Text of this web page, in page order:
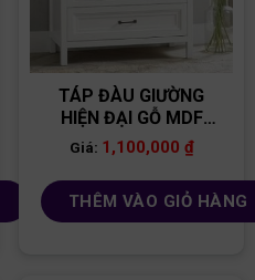
TÁP ĐÀU GIƯỜNG
HIỆN ĐẠI GỖ MDF
TĐG04
Giá: 1,100,000 ₫
THÊM VÀO GIỎ HÀNG